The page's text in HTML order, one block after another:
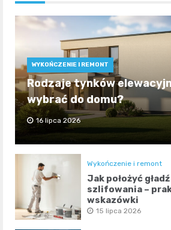
WYKOŃCZENIE I REMONT
Rodzaje tynków
wybrać do domu?
16 lipca 2026
Wykończenie i remont
Jak położyć
szlifowania –
wskazówki
15 lipca 2026